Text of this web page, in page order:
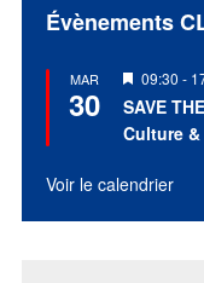
Évènements
MAR
30
Mis
en
avant
09:30 -
SAVE
Culture
Voir le calendrier